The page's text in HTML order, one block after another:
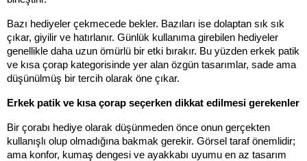
Bazı hediyeler çekmecede bekler. Bazıları ise dolaptan sık sık
çıkar, giyilir ve hatırlanır. Günlük kullanıma girebilen hediyeler
genellikle daha uzun ömürlü bir etki bırakır. Bu yüzden erkek patik
ve kısa çorap kategorisinde yer alan özgün tasarımlar, sade ama
düşünülmüş bir tercih olarak öne çıkar.
Erkek patik ve kısa çorap seçerken dikkat edilmesi gerekenler
Bir çorabı hediye olarak düşünmeden önce onun gerçekten
kullanışlı olup olmadığına bakmak gerekir. Görsel taraf önemlidir;
ama konfor, kumaş dengesi ve ayakkabı uyumu en az tasarım